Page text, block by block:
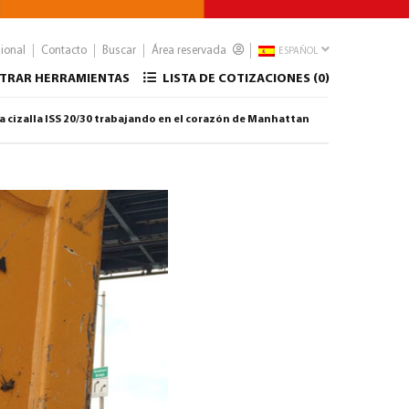
Contacto Buscar Área reservada ESPAÑOL
HERRAMIENTAS LISTA DE COTIZACIONES (0)
cizalla ISS 20/30 trabajando en el corazón de Manhattan